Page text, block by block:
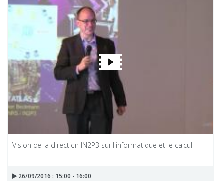
Vision de la direction IN2P3 sur l'informatique et le calcul
26/09/2016 : 15:00 - 16:00